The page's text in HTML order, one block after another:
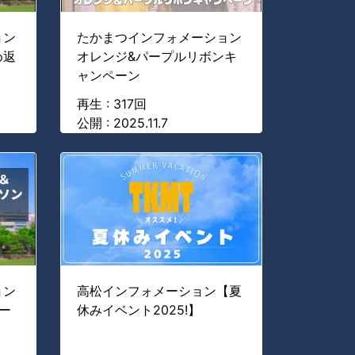
たかまつインフォメーション
オレンジ&パープルリボンキ
ャンペーン
再生 : 317回
公開 : 2025.11.7
高松インフォメーション【夏
休みイベント2025!】